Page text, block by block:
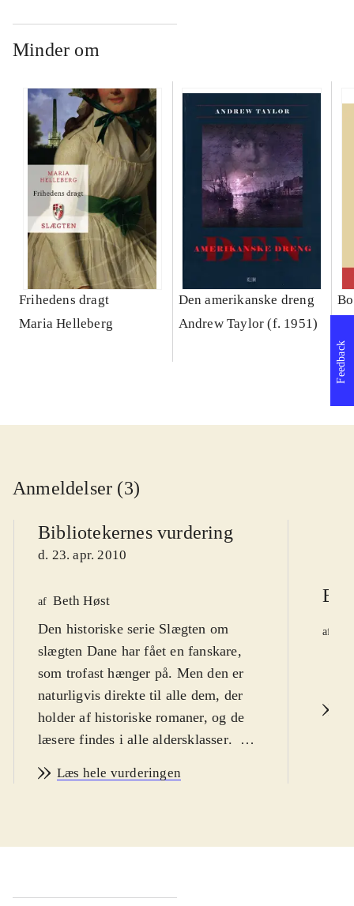
Minder om
Frihedens dragt
Maria Helleberg
Den amerikanske dreng
Andrew Taylor (f. 1951)
Anmeldelser (3)
Bibliotekernes vurdering
d. 23. apr. 2010
af Beth Høst
Den historiske serie Slægten om
slægten Dane har fået en fanskare,
som trofast hænger på. Men den er
naturligvis direkte til alle dem, der
holder af historiske romaner, og de
læsere findes i alle aldersklasser.
også af nr. 16., hvor Karen Dane var
det om hendes yngste søn, Troels.
verden, og vi møder ham på et skib
Læs hele vurderingen
af
Feedback